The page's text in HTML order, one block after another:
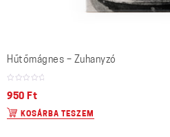
Hűtőmágnes – Zuhanyzó
950 Ft
KOSÁRBA TESZEM